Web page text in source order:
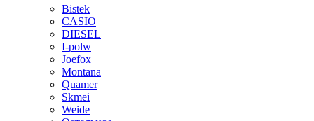
Bistek
CASIO
DIESEL
I-polw
Joefox
Montana
Quamer
Skmei
Weide